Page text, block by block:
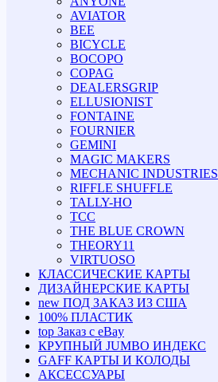
AVIATOR
BEE
BICYCLE
BOCOPO
COPAG
DEALERSGRIP
ELLUSIONIST
FONTAINE
FOURNIER
GEMINI
MAGIC MAKERS
MECHANIC INDUSTRIES
RIFFLE SHUFFLE
TALLY-HO
TCC
THE BLUE CROWN
THEORY11
VIRTUOSO
КЛАССИЧЕСКИЕ КАРТЫ
ДИЗАЙНЕРСКИЕ КАРТЫ
new ПОД ЗАКАЗ ИЗ США
100% ПЛАСТИК
top Заказ с eBay
КРУПНЫЙ JUMBO ИНДЕКС
GAFF КАРТЫ И КОЛОДЫ
АКСЕССУАРЫ